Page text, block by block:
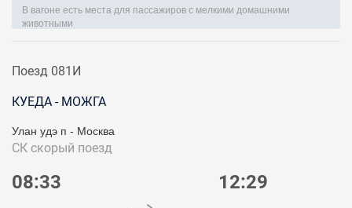
В вагоне есть места для пассажиров с мелкими домашними
животными
Поезд 081И
КУЕДА - МОЖГА
Улан удэ п - Москва
СК скорый поезд
08:33 12:29